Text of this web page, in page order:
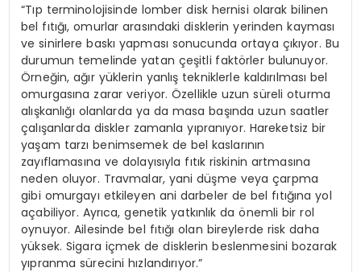
“Tıp terminolojisinde lomber disk hernisi olarak bilinen
bel fıtığı, omurlar arasındaki disklerin yerinden kayması
ve sinirlere baskı yapması sonucunda ortaya çıkıyor. Bu
durumun temelinde yatan çeşitli faktörler bulunuyor.
Örneğin, ağır yüklerin yanlış tekniklerle kaldırılması bel
omurgasına zarar veriyor. Özellikle uzun süreli oturma
alışkanlığı olanlarda ya da masa başında uzun saatler
çalışanlarda diskler zamanla yıpranıyor. Hareketsiz bir
yaşam tarzı benimsemek de bel kaslarının
zayıflamasına ve dolayısıyla fıtık riskinin artmasına
neden oluyor. Travmalar, yani düşme veya çarpma
gibi omurgayı etkileyen ani darbeler de bel fıtığına yol
açabiliyor. Ayrıca, genetik yatkınlık da önemli bir rol
oynuyor. Ailesinde bel fıtığı olan bireylerde risk daha
yüksek. Sigara içmek de disklerin beslenmesini bozarak
yıpranma sürecini hızlandırıyor.”